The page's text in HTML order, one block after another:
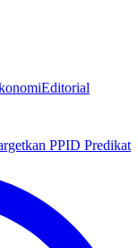
Editorial
PPID Predikat